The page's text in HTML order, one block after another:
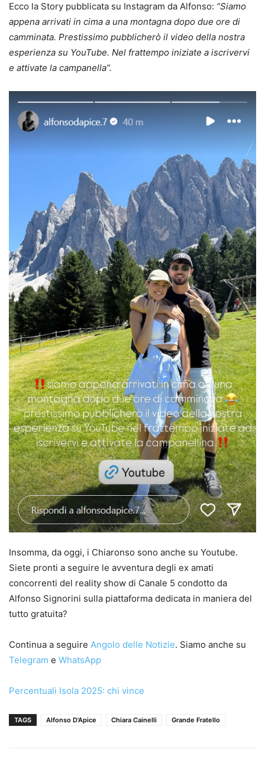
Ecco la Story pubblicata su Instagram da Alfonso: “Siamo
appena arrivati in cima a una montagna dopo due ore di
camminata. Prestissimo pubblicherò il video della nostra
esperienza su YouTube. Nel frattempo iniziate a iscrivervi
e attivate la campanella”.
Insomma, da oggi, i Chiaronso sono anche su Youtube.
Siete pronti a seguire le avventura degli ex amati
concorrenti del reality show di Canale 5 condotto da
Alfonso Signorini sulla piattaforma dedicata in maniera del
tutto gratuita?
Continua a seguire Angolo delle Notizie. Siamo anche su
Telegram e WhatsApp
Percentuali Isola 2025: chi vince
TAGS Alfonso D'Apice Chiara Cainelli Grande Fratello